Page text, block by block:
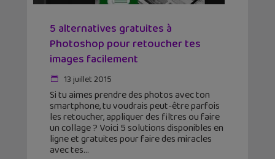
5 alternatives gratuites à
Photoshop pour retoucher tes
images facilement
13 juillet 2015
Si tu aimes prendre des photos avec ton
smartphone, tu voudrais peut-être parfois
les retoucher, appliquer des filtres ou faire
un collage ? Voici 5 solutions disponibles en
ligne et gratuites pour faire des miracles
avec tes